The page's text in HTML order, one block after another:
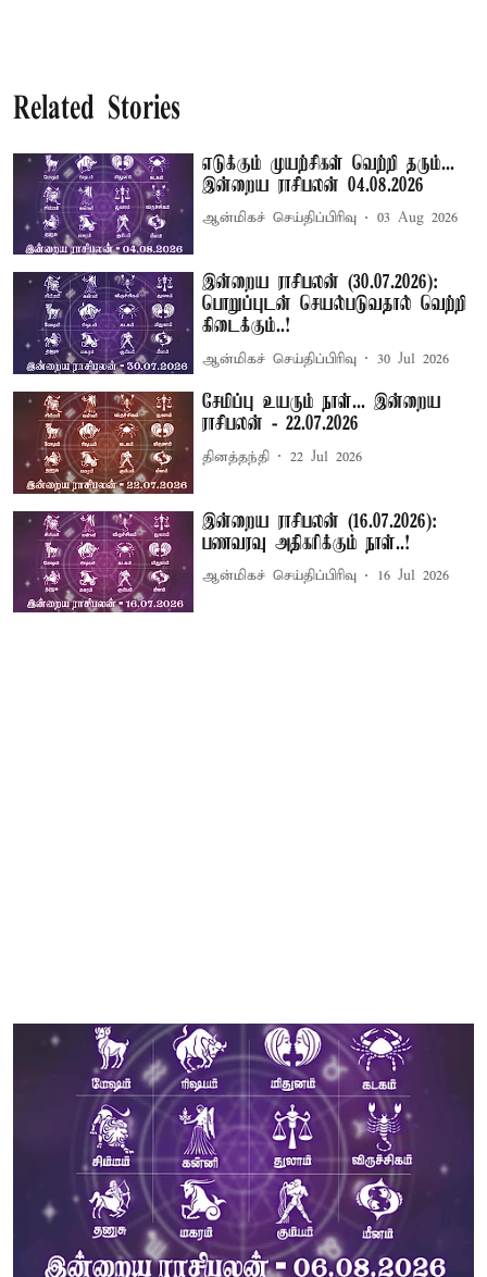
Related Stories
எடுக்கும் முயற்சிகள் வெற்றி தரும்...
இன்றைய ராசிபலன் 04.08.2026
ஆன்மிகச் செய்திப்பிரிவு 03 Aug 2026
இன்றைய ராசிபலன் (30.07.2026):
பொறுப்புடன் செயல்படுவதால் வெற்றி
கிடைக்கும்..!
ஆன்மிகச் செய்திப்பிரிவு 30 Jul 2026
சேமிப்பு உயரும் நாள்... இன்றைய
ராசிபலன் - 22.07.2026
தினத்தந்தி 22 Jul 2026
இன்றைய ராசிபலன் (16.07.2026):
பணவரவு அதிகரிக்கும் நாள்..!
ஆன்மிகச் செய்திப்பிரிவு 16 Jul 2026